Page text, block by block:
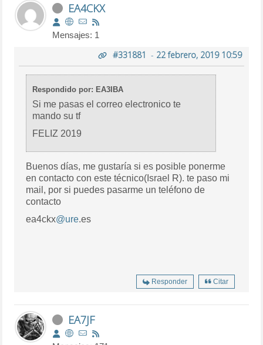
EA4CKX
Mensajes: 1
#331881 - 22 febrero, 2019 10:59
Respondido por: EA3IBA
Si me pasas el correo electronico te
mando su tf
FELIZ 2019
Buenos días, me gustaría si es posible ponerme
en contacto con este técnico(Israel R). te paso mi
mail, por si puedes pasarme un teléfono de
contacto
ea4ckx@ure.es
Responder Citar
EA7JF